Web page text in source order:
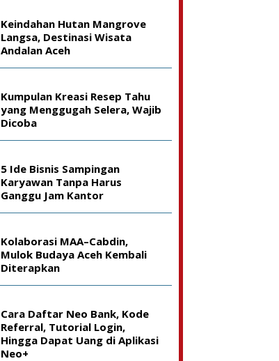
Keindahan Hutan Mangrove
Langsa, Destinasi Wisata
Andalan Aceh
Kumpulan Kreasi Resep Tahu
yang Menggugah Selera, Wajib
Dicoba
5 Ide Bisnis Sampingan
Karyawan Tanpa Harus
Ganggu Jam Kantor
Kolaborasi MAA–Cabdin,
Mulok Budaya Aceh Kembali
Diterapkan
Cara Daftar Neo Bank, Kode
Referral, Tutorial Login,
Hingga Dapat Uang di Aplikasi
Neo+